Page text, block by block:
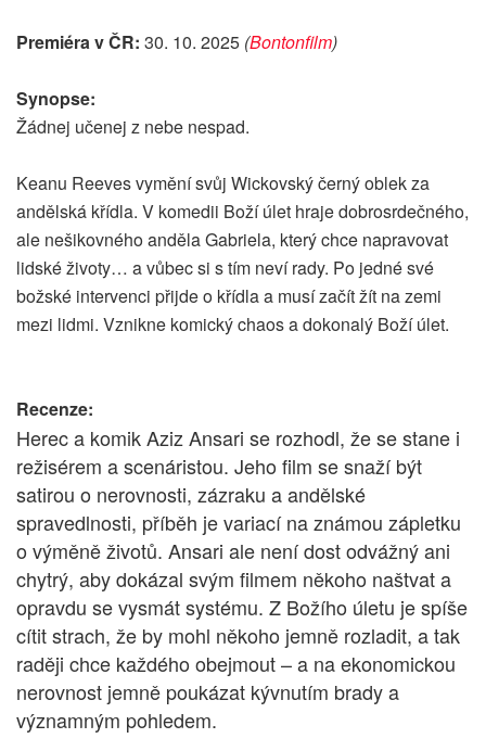
Premiéra v ČR: 30. 10. 2025 (Bontonfilm)
Synopse:
Žádnej učenej z nebe nespad.
Keanu Reeves vymění svůj Wickovský černý oblek za
andělská křídla. V komedii Boží úlet hraje dobrosrdečného,
ale nešikovného anděla Gabriela, který chce napravovat
lidské životy… a vůbec si s tím neví rady. Po jedné své
božské intervenci přijde o křídla a musí začít žít na zemi
mezi lidmi. Vznikne komický chaos a dokonalý Boží úlet.
Recenze:
Herec a komik Aziz Ansari se rozhodl, že se stane i
režisérem a scenáristou. Jeho film se snaží být
satirou o nerovnosti, zázraku a andělské
spravedlnosti, příběh je variací na známou zápletku
o výměně životů. Ansari ale není dost odvážný ani
chytrý, aby dokázal svým filmem někoho naštvat a
opravdu se vysmát systému. Z Božího úletu je spíše
cítit strach, že by mohl někoho jemně rozladit, a tak
raději chce každého obejmout – a na ekonomickou
nerovnost jemně poukázat kývnutím brady a
významným pohledem.